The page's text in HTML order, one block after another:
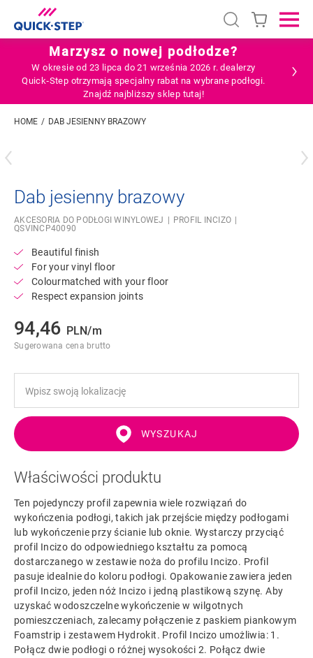
Open search
Marzysz o nowej podłodze?
W okresie od 23 lipca do 21 września 2026 r. dealerzy
Quick‑Step otrzymają specjalny rabat na wybrane podłogi.
Znajdź najbliższy sklep tutaj!
HOME DAB JESIENNY BRAZOWY
Dab jesienny brazowy
AKCESORIA DO PODŁOGI WINYLOWEJ
PROFIL INCIZO
QSVINCP40090
Beautiful finish
For your vinyl floor
Colourmatched with your floor
Respect expansion joints
94,46 PLN/m
Sugerowana cena brutto
WYSZUKAJ
Właściwości produktu
Ten pojedynczy profil zapewnia wiele rozwiązań do
wykończenia podłogi, takich jak przejście między podłogami
lub wykończenie przy ścianie lub oknie. Wystarczy przyciąć
profil Incizo do odpowiedniego kształtu za pomocą
dostarczanego w zestawie noża do profilu Incizo. Profil
pasuje idealnie do koloru podłogi. Opakowanie zawiera jeden
profil Incizo, jeden nóż Incizo i jedną plastikową szynę. Aby
uzyskać wodoszczelne wykończenie w wilgotnych
pomieszczeniach, zalecamy połączenie z paskiem piankowym
Foamstrip i zestawem Hydrokit. Profil Incizo umożliwia: 1.
Połącz dwie podłogi o różnej wysokości 2. Połącz dwie